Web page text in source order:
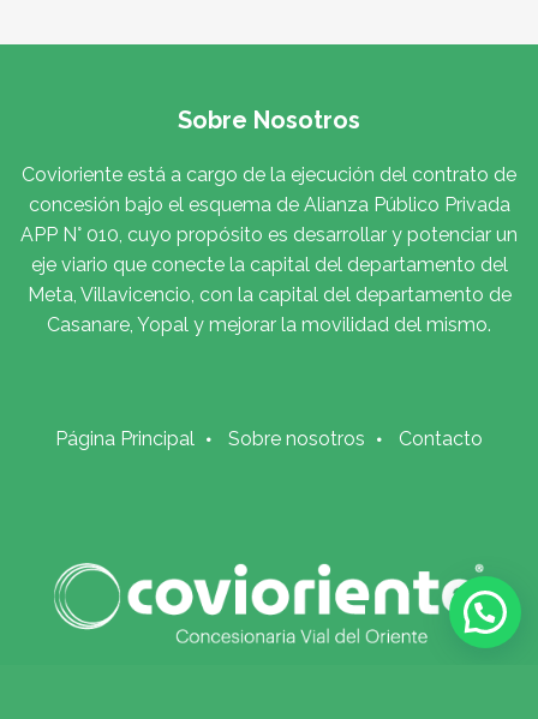
Sobre Nosotros
Covioriente está a cargo de la ejecución del contrato de
concesión bajo el esquema de Alianza Público Privada
APP N° 010, cuyo propósito es desarrollar y potenciar un
eje viario que conecte la capital del departamento del
Meta, Villavicencio, con la capital del departamento de
Casanare, Yopal y mejorar la movilidad del mismo.
Página Principal Sobre nosotros Contacto